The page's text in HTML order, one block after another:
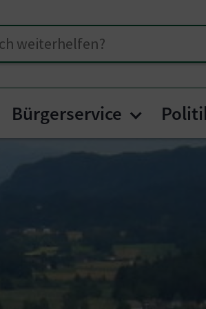
Köttmannsdorf"
for "Amtstafel"
Bürgerservice